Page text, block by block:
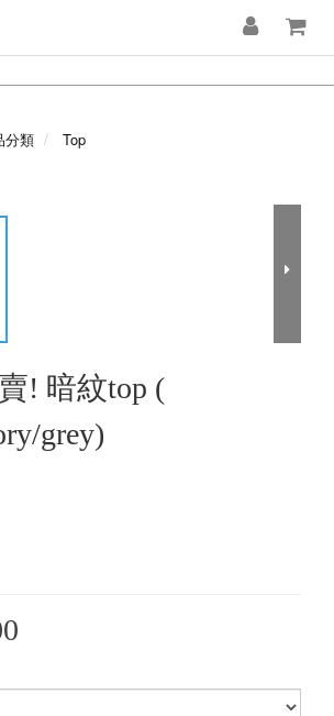
分類 Top
! 暗紋top (
grey)